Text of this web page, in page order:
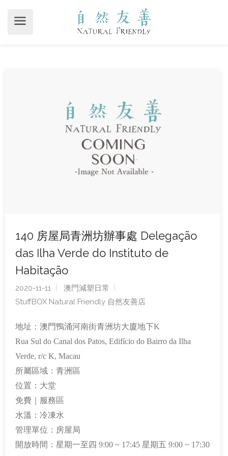
140 房屋局青洲坊辦事處 Delegação
das Ilha Verde do Instituto de
Habitação
2020-11-11
澳門減塑日常
StuffBOX Natural Friendly 自然友善店
地址：澳門鴨涌河南街青洲坊大廈地下K
Rua Sul do Canal dos Patos, Edifício do Bairro da Ilha
Verde, r/c K, Macau
所屬區域：青洲區
位置：大堂
免費｜服務區
水溫：冷凍水
管理單位：房屋局
開放時間：星期一至四 9:00 ~ 17:45 星期五 9:00 ~ 17:30